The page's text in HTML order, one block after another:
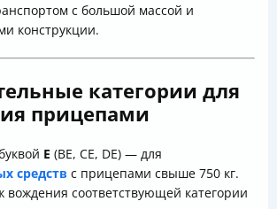
с большой массой и
конструкции.
категории для
прицепами
Е (BE, CE, DE) — для
средств с прицепами свыше 750 кг.
вождения соответствующей категории